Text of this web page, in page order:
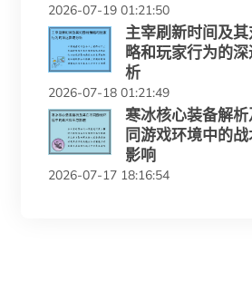
2026-07-19 01:21:50
主宰刷新时间及
略和玩家行为的
析
2026-07-18 01:21:49
寒冰核心装备解
同游戏环境中的
影响
2026-07-17 18:16:54